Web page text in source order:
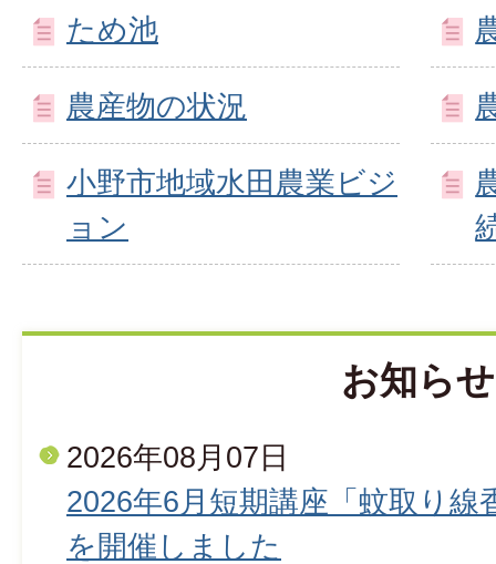
ため池
農産物の状況
小野市地域水田農業ビジ
ョン
お知らせ
2026年08月07日
2026年6月短期講座「蚊取り
を開催しました